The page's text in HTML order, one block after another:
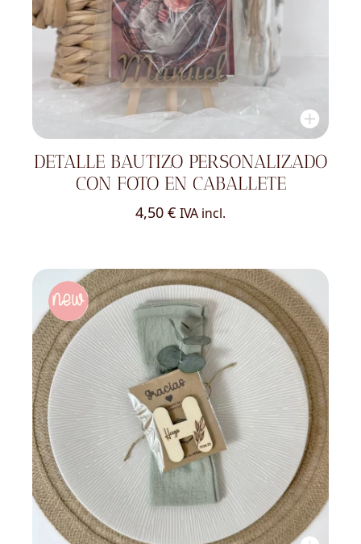
DETALLE BAUTIZO PERSONALIZADO
CON FOTO EN CABALLETE
4,50 € IVA incl.